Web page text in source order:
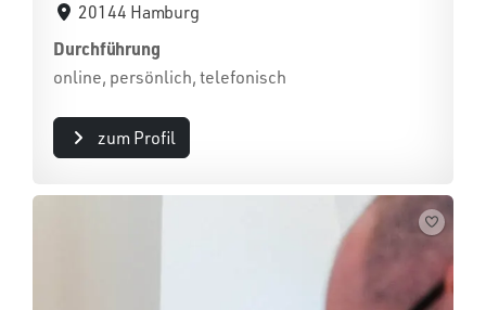
20144 Hamburg
Durchführung
online, persönlich, telefonisch
zum Profil